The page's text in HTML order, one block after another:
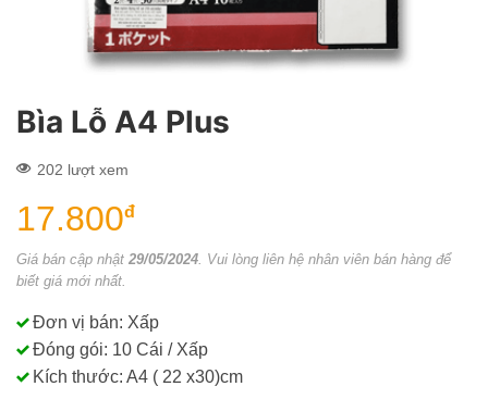
Bìa Lỗ A4 Plus
202 lượt xem
17.800đ
Giá bán cập nhật 29/05/2024 . Vui lòng liên hệ nhân viên bán hàng để
biết giá mới nhất.
Đơn vị bán: Xấp
Đóng gói: 10 Cái / Xấp
Kích thước: A4 ( 22 x30)cm